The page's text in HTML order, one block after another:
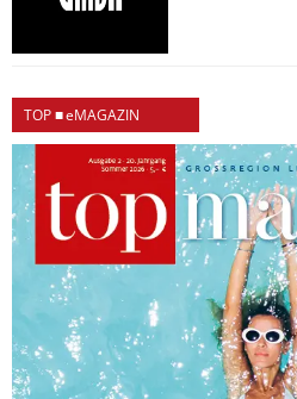
TOP ■ eMAGAZIN